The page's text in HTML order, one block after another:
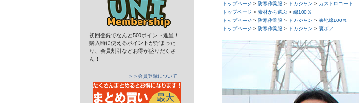
初回登録でなんと500ポイント進呈！
購入時に使えるポイントが貯まった
り、会員割引などお得が盛りだくさ
ん！
＞＞会員登録について
トップページ > 防寒作業服 > ドカジャン > カストロコート
トップページ > 素材から選ぶ > 綿100％
トップページ > 防寒作業服 > ドカジャン > 表地綿100％
トップページ > 防寒作業服 > ドカジャン > 裏ボア